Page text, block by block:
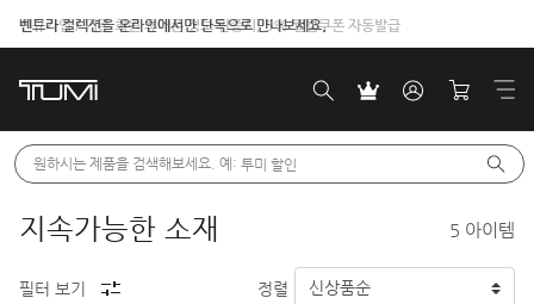
신규가입 / 기존 회원 휴대폰 정보 인증시, 5% 웰컴쿠폰 자동발급
벤트라 컬렉션을 온라인에서만 단독으로 만나보세요.
원하시는 제품을 검색해보세요. 예: 투미 할인
지속가능한 소재 5 아이템
필터 보기 정렬